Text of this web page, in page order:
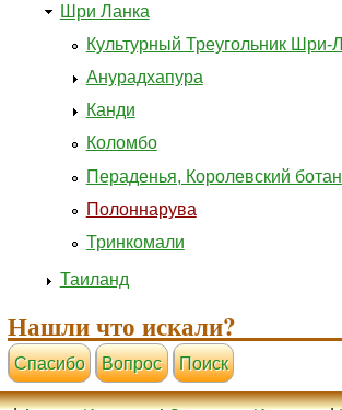
Шри Ланка
Культурный Треугольник Шри-
Анурадхапура
Канди
Коломбо
Пераденья, Королевский
Полоннарува
Тринкомали
Таиланд
Нашли что искали?
Cпасибо Вопрос Поиск